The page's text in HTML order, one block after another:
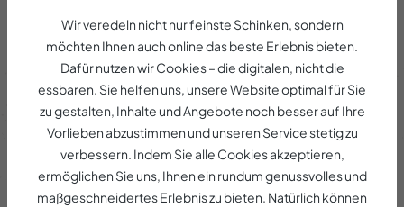
3,80 €*
Wir veredeln nicht nur feinste Schinken, sondern
möchten Ihnen auch online das beste Erlebnis bieten.
Dafür nutzen wir Cookies – die digitalen, nicht die
essbaren. Sie helfen uns, unsere Website optimal für Sie
zu gestalten, Inhalte und Angebote noch besser auf Ihre
Vorlieben abzustimmen und unseren Service stetig zu
verbessern. Indem Sie alle Cookies akzeptieren,
ermöglichen Sie uns, Ihnen ein rundum genussvolles und
maßgeschneidertes Erlebnis zu bieten. Natürlich können